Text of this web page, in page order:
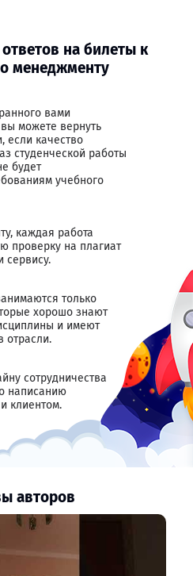
ответов на билеты к
менеджменту
вами
можете вернуть
если качество
студенческой работы
будет
учебного
каждая работа
проверку на плагиат
сервису.
только
хорошо знают
и имеют
отрасли.
сотрудничества
написанию
клиентом.
авторов